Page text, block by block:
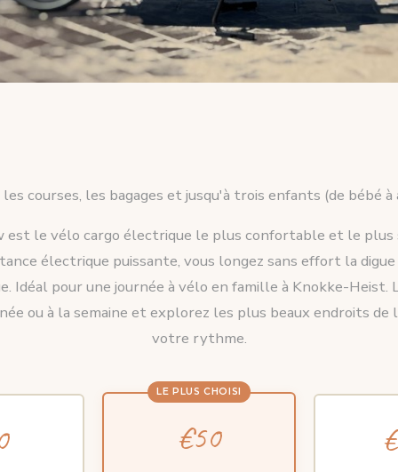
courses, les bagages et jusqu'à trois enfants (de bébé
est le vélo cargo électrique le plus confortable et le plus
électrique puissante, vous longez sans effort la
Idéal pour une journée à vélo en famille à Knokke-Heist.
ou à la semaine et explorez les plus beaux endroits de
votre rythme.
€50